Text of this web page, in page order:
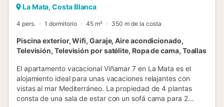
La Mata, Costa Blanca
4 pers. 1 dormitorio 45 m² 350 m de la costa
Piscina exterior, Wifi, Garaje, Aire acondicionado,
Televisión, Televisión por satélite, Ropa de cama, Toallas
El apartamento vacacional Viñamar 7 en La Mata es el
alojamiento ideal para unas vacaciones relajantes con
vistas al mar Mediterráneo. La propiedad de 4 plantas
consta de una sala de estar con un sofá cama para 2